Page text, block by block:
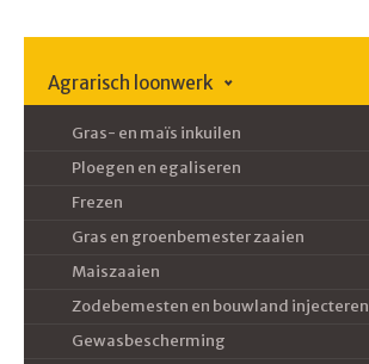
Agrarisch loonwerk
Gras- en maïs inkuilen
Ploegen en egaliseren
Frezen
Gras en groenbemester zaaien
Maiszaaien
Zodebemesten en bouwland injecteren
Gewasbescherming